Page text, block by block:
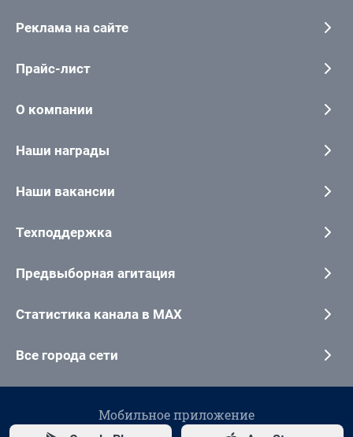
Реклама на сайте
Прайс-лист
О компании
Наши награды
Наши вакансии
Техподдержка
Предвыборная агитация
Статистика канала в MAX
Все города сети
Мобильное приложение